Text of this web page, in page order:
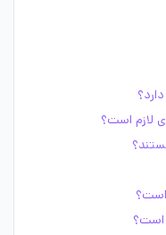
لازم است؟
است؟
است؟